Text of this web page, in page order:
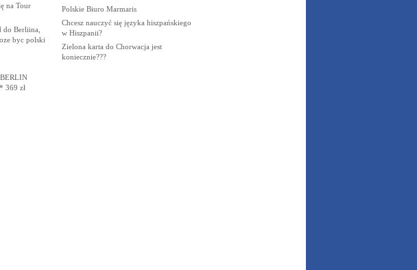
na Tour
do Berliina,
byc polski
369 zł
Polskie Biuro Marmaris
Chcesz nauczyć się języka hiszpańskiego
w Hiszpanii?
Zielona karta do Chorwacja jest
koniecznie???